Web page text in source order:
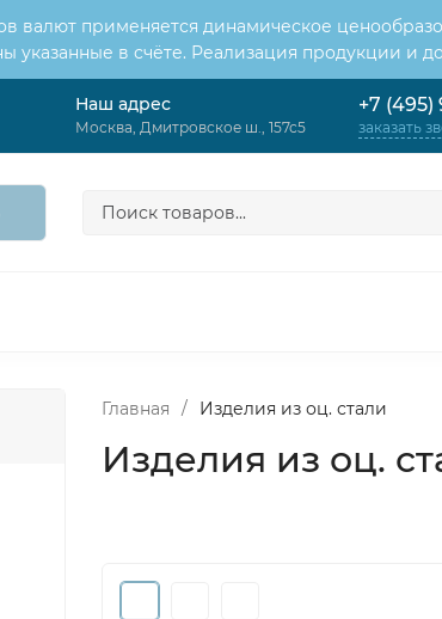
валют применяется динамическое
указанные в счёте. Реализация продукции и
Наш адрес
Москва, Дмитровское ш., 157с5
+7 (495)
заказать
Главная / Изделия из оц. стали
Изделия из оц.